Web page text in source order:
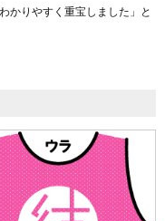
かりやすく重宝しました」と